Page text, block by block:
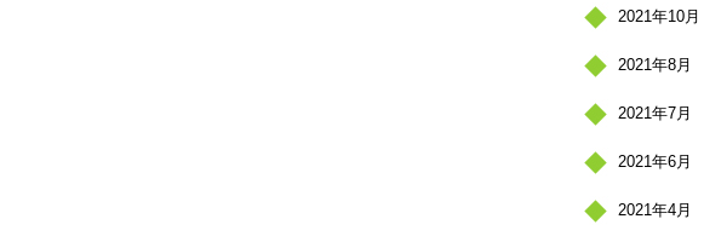
2021年10月
2021年8月
2021年7月
2021年6月
2021年4月